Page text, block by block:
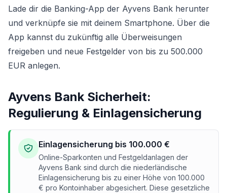
Lade dir die Banking-App der Ayvens Bank herunter
und verknüpfe sie mit deinem Smartphone. Über die
App kannst du zukünftig alle Überweisungen
freigeben und neue Festgelder von bis zu 500.000
EUR anlegen.
Ayvens Bank Sicherheit:
Regulierung & Einlagensicherung
Einlagensicherung bis 100.000 €
Online-Sparkonten und Festgeldanlagen der
Ayvens Bank sind durch die niederländische
Einlagensicherung bis zu einer Höhe von 100.000
€ pro Kontoinhaber abgesichert. Diese gesetzliche